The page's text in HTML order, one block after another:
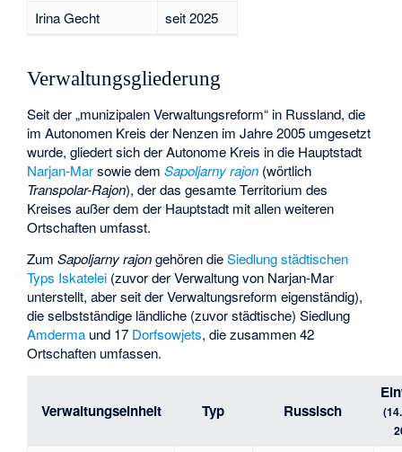
Irina Gecht
seit 2025
Verwaltungsgliederung
Seit der „munizipalen Verwaltungsreform“ in Russland, die
im Autonomen Kreis der Nenzen im Jahre 2005 umgesetzt
wurde, gliedert sich der Autonome Kreis in die Hauptstadt
Narjan-Marsowie demSapoljarny rajon (wörtlich
Transpolar-Rajon), der das gesamte Territorium des
Kreises außer dem der Hauptstadt mit allen weiteren
Ortschaften umfasst.
ZumSapoljarny rajongehören dieSiedlung städtischen
Typs Iskatelei (zuvor der Verwaltung von Narjan-Mar
unterstellt, aber seit der Verwaltungsreform eigenständig),
die selbstständige ländliche (zuvor städtische) Siedlung
Amderma und 17 Dorfsowjets, die zusammen 42
Ortschaften umfassen.
Verwaltungseinheit Typ Russisch